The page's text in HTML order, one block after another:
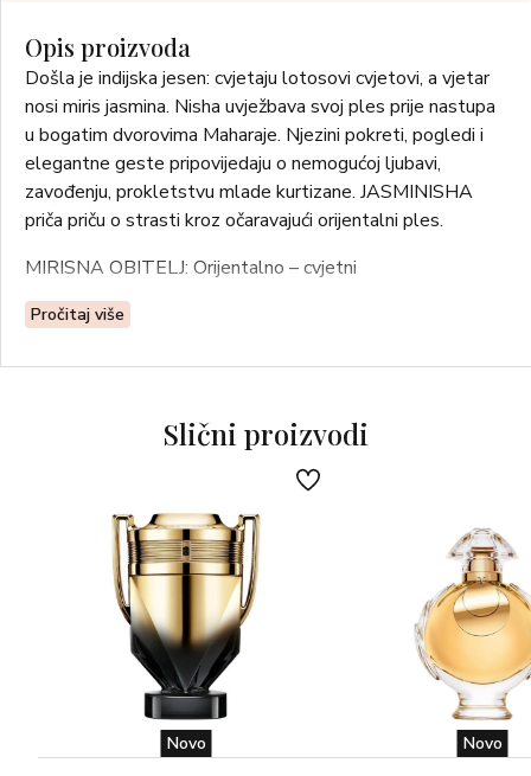
Opis proizvoda
Došla je indijska jesen: cvjetaju lotosovi cvjetovi, a vjetar
nosi miris jasmina. Nisha uvježbava svoj ples prije nastupa
u bogatim dvorovima Maharaje. Njezini pokreti, pogledi i
elegantne geste pripovijedaju o nemogućoj ljubavi,
zavođenju, prokletstvu mlade kurtizane. JASMINISHA
priča priču o strasti kroz očaravajući orijentalni ples.
MIRISNA OBITELJ: Orijentalno – cvjetni
GORNJE NOTE: Svježi đumbir, mandarina
BAZNE NOTE: Kandirani đumbir, vanilija, drvene note,
Pročitaj više
Slični proizvodi
Novo Novo